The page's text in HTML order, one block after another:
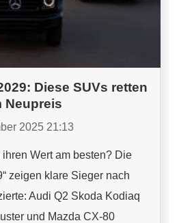
Diese SUVs retten
Neupreis
2025 21:13
Wert am besten? Die
zeigen klare Sieger nach
Audi Q2 Skoda Kodiaq
und Mazda CX-80